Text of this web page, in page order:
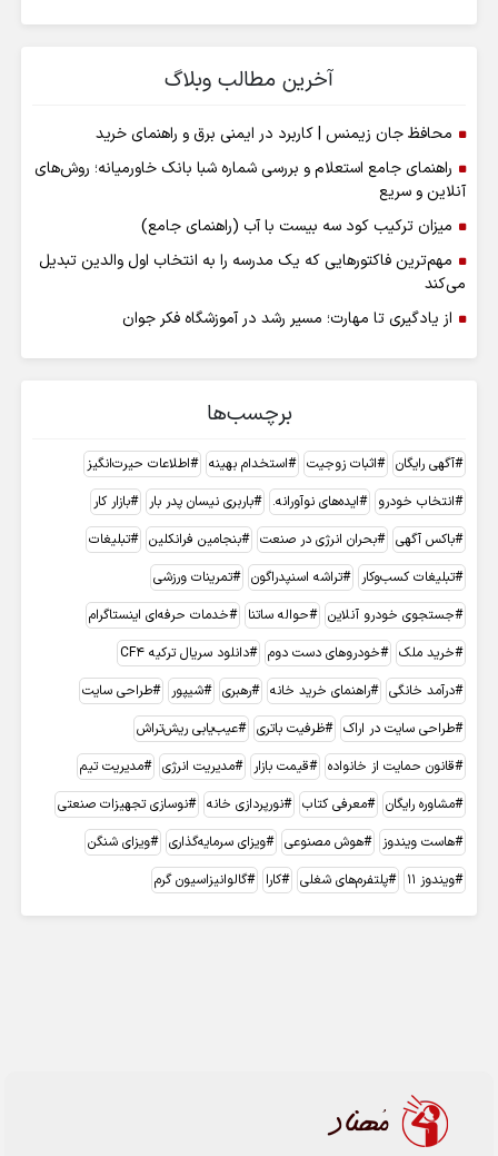
آخرین مطالب وبلاگ
محافظ جان زیمنس | کاربرد در ایمنی برق و راهنمای خرید
راهنمای جامع استعلام و بررسی شماره شبا بانک خاورمیانه؛ روش‌های
آنلاین و سریع
میزان ترکیب کود سه بیست با آب (راهنمای جامع)
مهم‌ترین فاکتورهایی که یک مدرسه را به انتخاب اول والدین تبدیل
می‌کند
از یادگیری تا مهارت؛ مسیر رشد در آموزشگاه فکر جوان
برچسب‌ها
آگهی رایگان اثبات زوجیت استخدام بهینه
اطلاعات حیرت‌انگیز
انتخاب خودرو
ایده‌های نوآورانه. باربری نیسان پدر بار
بازار کار
باکس آگهی
بحران انرژی در صنعت بنجامین فرانکلین
تبلیغات
تبلیغات کسب‌وکار
تراشه اسنپدراگون
تمرینات ورزشی
جستجوی خودرو آنلاین
حواله ساتنا
خدمات حرفه‌ای اینستاگرام
خرید ملک
خودروهای دست دوم
دانلود سریال ترکیه CF4
درآمد خانگی
راهنمای خرید خانه رهبری شیپور
طراحی سایت
طراحی سایت در اراک
ظرفیت باتری
عیب‌یابی ریش‌تراش
قانون حمایت از خانواده
قیمت بازار مدیریت انرژی
مدیریت تیم
مشاوره رایگان
معرفی کتاب نورپردازی خانه
نوسازی تجهیزات صنعتی
هاست ویندوز
هوش مصنوعی ویزای سرمایه‌گذاری
ویزای شنگن
ویندوز 11
پلتفرم‌های شغلی کارا گالوانیزاسیون گرم